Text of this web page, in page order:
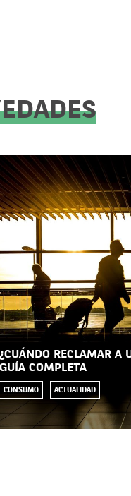
¿CUÁNDO RECLAMAR A
GUÍA COMPLETA
CONSUMO ACTUALIDAD